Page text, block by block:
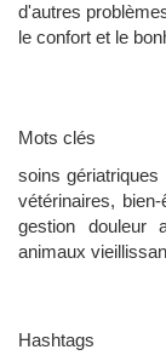
d'autres
le confort et le
Mots clés
soins
vétérinaires,
gestion douleur
animaux
Hashtags